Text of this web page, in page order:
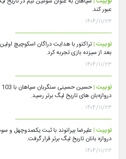
عبور کند.
۱۴۰۴/۱۱/۲۳
توییت |تراکتور با هدایت دراگان اسکوچیچ
بعد از سیزده بازی تجربه کرد.
۱۴۰۴/۱۱/۲۳
توییت |
دروازه‌بان های تاریخ لیگ برتر رسید.
۱۴۰۴/۱۱/۲۳
توییت |علیرضا بیرانوند با ثبت یکصدوچهل و
دروازه بانان تاریخ لیگ برتر قرار گرفت.
۱۴۰۴/۱۱/۲۳